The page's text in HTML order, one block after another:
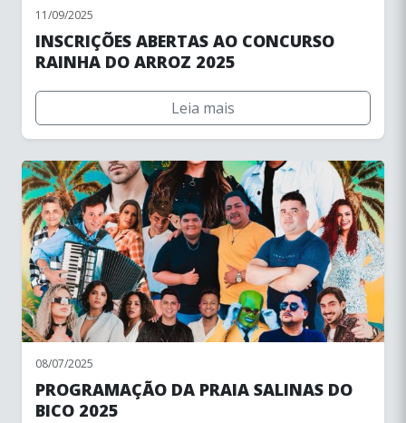
11/09/2025
INSCRIÇÕES ABERTAS AO CONCURSO
RAINHA DO ARROZ 2025
Leia mais
08/07/2025
PROGRAMAÇÃO DA PRAIA SALINAS DO
BICO 2025